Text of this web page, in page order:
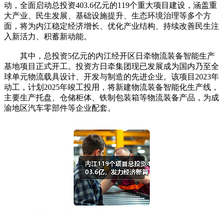
动，全面启动总投资403.6亿元的119个重大项目建设，涵盖重
大产业、民生发展、基础设施提升、生态环境治理等多个方
面，将为内江稳定经济增长、优化产业结构、持续改善民生注
入新活力、积蓄新动能。
其中，总投资5亿元的内江经开区日牵物流装备智能生产
基地项目正式开工。投资方日牵集团现已发展成为国内乃至全
球单元物流载具设计、开发与制造的先进企业。该项目2023年
动工，计划2025年竣工投用，将新建物流装备智能化生产线，
主要生产托盘、仓储柜体、铁制包装箱等物流装备产品，为成
渝地区汽车零部件等企业配套。